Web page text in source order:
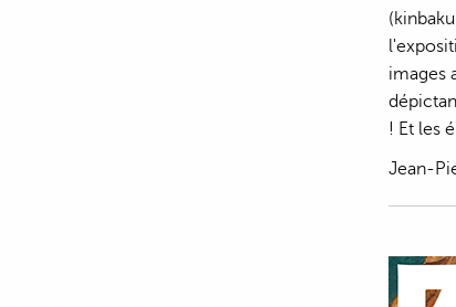
images
! Et les
Jean-